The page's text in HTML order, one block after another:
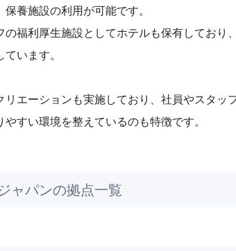
養施設の利用が可能です。
の福利厚生施設としてホテルも保有しており
います。
リエーションも実施しており、社員やスタッ
すい環境を整えているのも特徴です。
ャパンの拠点一覧